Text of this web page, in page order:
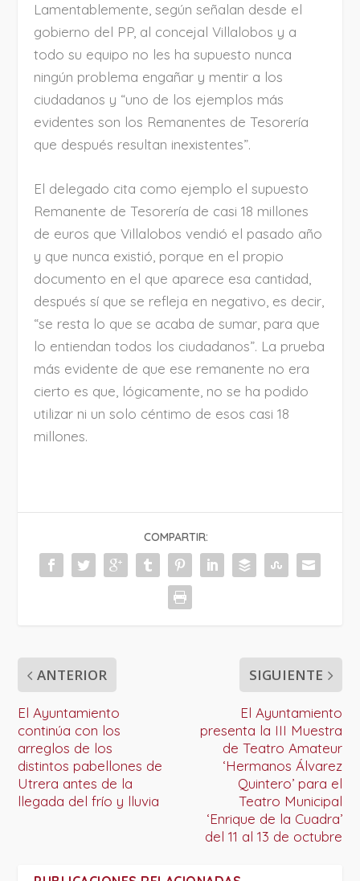
Lamentablemente, según señalan desde el
gobierno del PP, al concejal Villalobos y a
todo su equipo no les ha supuesto nunca
ningún problema engañar y mentir a los
ciudadanos y “uno de los ejemplos más
evidentes son los Remanentes de Tesorería
que después resultan inexistentes”.
El delegado cita como ejemplo el supuesto
Remanente de Tesorería de casi 18 millones
de euros que Villalobos vendió el pasado año
y que nunca existió, porque en el propio
documento en el que aparece esa cantidad,
después sí que se refleja en negativo, es decir,
“se resta lo que se acaba de sumar, para que
lo entiendan todos los ciudadanos”. La prueba
más evidente de que ese remanente no era
cierto es que, lógicamente, no se ha podido
utilizar ni un solo céntimo de esos casi 18
millones.
COMPARTIR:
ANTERIOR
El Ayuntamiento
continúa con los
arreglos de los
distintos pabellones de
Utrera antes de la
llegada del frío y lluvia
SIGUIENTE
El Ayuntamiento
presenta la III Muestra
de Teatro Amateur
‘Hermanos Álvarez
Quintero’ para el
Teatro Municipal
‘Enrique de la Cuadra’
del 11 al 13 de octubre